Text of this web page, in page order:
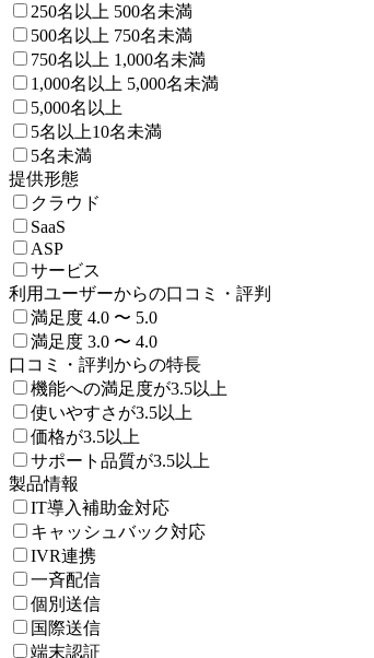
250名以上 500名未満
500名以上 750名未満
750名以上 1,000名未満
1,000名以上 5,000名未満
5,000名以上
5名以上10名未満
5名未満
提供形態
クラウド
SaaS
ASP
サービス
利用ユーザーからの口コミ・評判
満足度 4.0 〜 5.0
満足度 3.0 〜 4.0
口コミ・評判からの特長
機能への満足度が3.5以上
使いやすさが3.5以上
価格が3.5以上
サポート品質が3.5以上
製品情報
IT導入補助金対応
キャッシュバック対応
IVR連携
一斉配信
個別送信
国際送信
端末認証